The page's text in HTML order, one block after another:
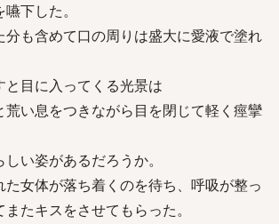
下した。
分も含めて口の周りは盛大に愛液で塗れ
と目に入ってくる光景は
い息をつきながら目を閉じて軽く痙攣
い姿があるだろうか。
女体が落ち着くのを待ち、呼吸が整っ
たキスをさせてもらった。